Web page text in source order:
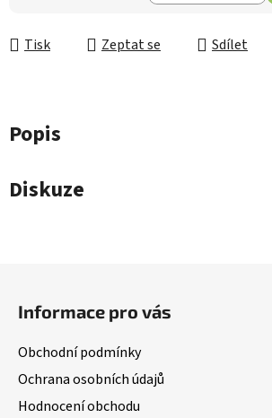
Tisk Zeptat se Sdílet
Popis
Diskuze
Informace pro vás
Obchodní podmínky
Ochrana osobních údajů
Hodnocení obchodu